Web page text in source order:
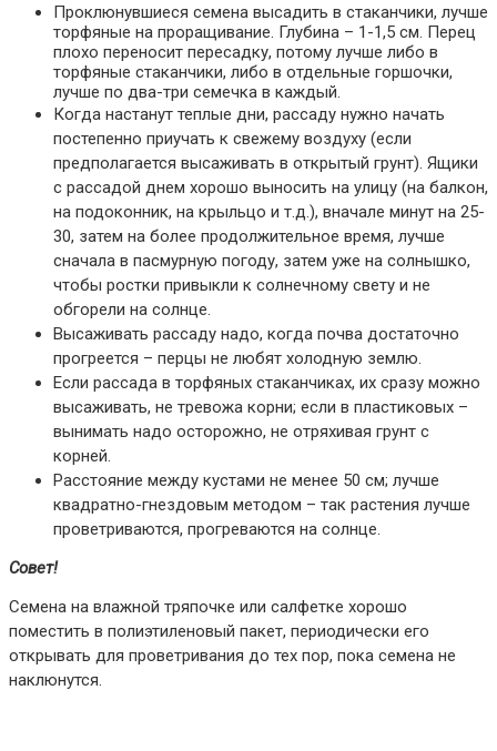
Проклюнувшиеся семена высадить в стаканчики, лучше
торфяные на проращивание. Глубина – 1-1,5 см. Перец
плохо переносит пересадку, потому лучше либо в
торфяные стаканчики, либо в отдельные горшочки,
лучше по два-три семечка в каждый.
Когда настанут теплые дни, рассаду нужно начать
постепенно приучать к свежему воздуху (если
предполагается высаживать в открытый грунт). Ящики
с рассадой днем хорошо выносить на улицу (на балкон,
на подоконник, на крыльцо и т.д.), вначале минут на 25-
30, затем на более продолжительное время, лучше
сначала в пасмурную погоду, затем уже на солнышко,
чтобы ростки привыкли к солнечному свету и не
обгорели на солнце.
Высаживать рассаду надо, когда почва достаточно
прогреется – перцы не любят холодную землю.
Если рассада в торфяных стаканчиках, их сразу можно
высаживать, не тревожа корни; если в пластиковых –
вынимать надо осторожно, не отряхивая грунт с
корней.
Расстояние между кустами не менее 50 см; лучше
квадратно-гнездовым методом – так растения лучше
проветриваются, прогреваются на солнце.
Совет!
Семена на влажной тряпочке или салфетке хорошо
поместить в полиэтиленовый пакет, периодически его
открывать для проветривания до тех пор, пока семена не
наклюнутся.